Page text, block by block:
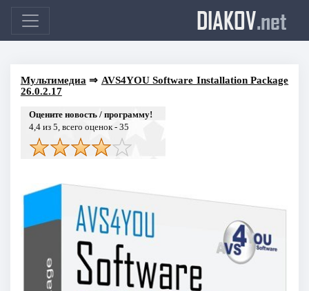
DIAKOV.net
Мультимедиа ⇒ AVS4YOU Software Installation Package
26.0.2.17
Оцените новость / программу!
4,4из 5, всего оценок - 35